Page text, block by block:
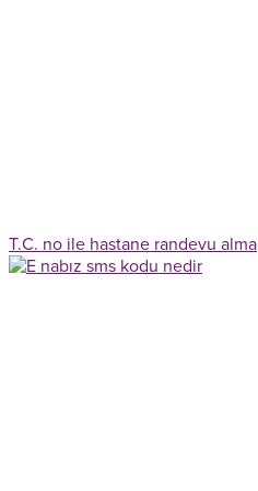
T.C. no ile hastane randevu alma